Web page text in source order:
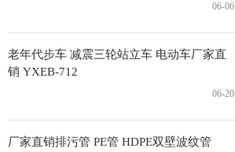
06-06
老年代步车 减震三轮站立车 电动车厂家直
销 YXEB-712
06-20
厂家直销排污管 PE管 HDPE双壁波纹管